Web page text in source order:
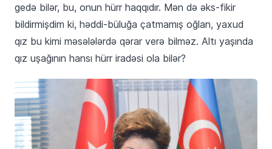
gedə bilər, bu, onun hürr haqqıdır. Mən də əks-fikir
bildirmişdim ki, həddi-büluğa çatmamış oğlan, yaxud
qız bu kimi məsələlərdə qərar verə bilməz. Altı yaşında
qız uşağının hansı hürr iradəsi ola bilər?